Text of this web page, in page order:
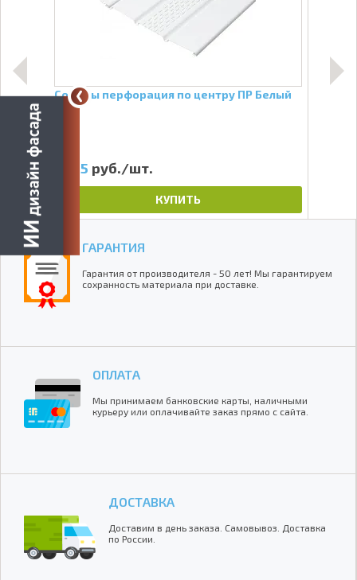
Софиты перфорация по центру ПР Белый
365 руб./шт.
КУПИТЬ
ГАРАНТИЯ
Гарантия от производителя - 50 лет! Мы гарантируем
сохранность материала при доставке.
ОПЛАТА
Мы принимаем банковские карты, наличными
курьеру или оплачивайте заказ прямо с сайта.
ДОСТАВКА
Доставим в день заказа. Самовывоз. Доставка
по России.